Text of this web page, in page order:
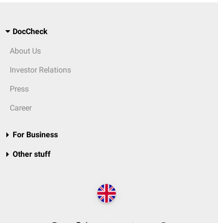
DocCheck
About Us
Investor Relations
Press
Career
For Business
Other stuff